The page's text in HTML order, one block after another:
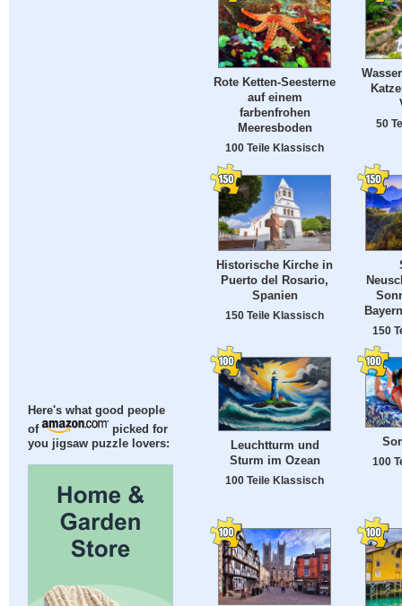
Here's what good people
of
picked for
you jigsaw puzzle lovers:
Rote Ketten-Seesterne
auf einem
farbenfrohen
Meeresboden
100 Teile Klassisch
50
Historische Kirche in
Puerto del Rosario,
Spanien
150 Teile Klassisch
150
Leuchtturm und
Sturm im Ozean
100 Teile Klassisch
100